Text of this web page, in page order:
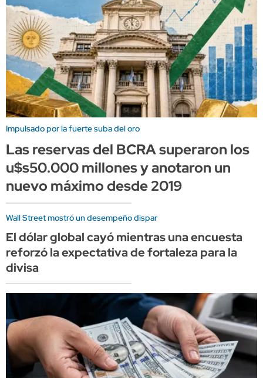
Impulsado por la fuerte suba del oro
Las reservas del BCRA superaron los
u$s50.000 millones y anotaron un
nuevo máximo desde 2019
Wall Street mostró un desempeño dispar
El dólar global cayó mientras una encuesta
reforzó la expectativa de fortaleza para la
divisa